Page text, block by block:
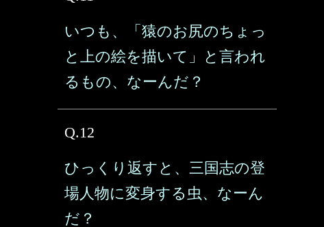
いつも、「猿のお尻のちょっ
と上の絵を描いて」と言われ
るもの、なーんだ？
Q.12
ひっくり返すと、三国志の登
場人物に変身する虫、なーん
だ？